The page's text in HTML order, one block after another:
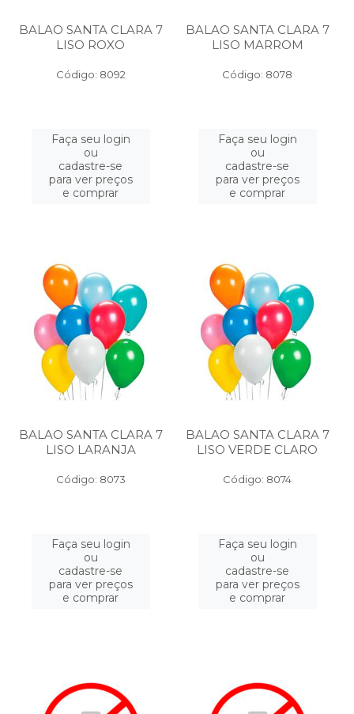
BALAO SANTA CLARA 7
LISO ROXO
Código: 8092
Faça seu login
ou
cadastre-se
para ver preços
e comprar
BALAO SANTA CLARA 7
LISO MARROM
Código: 8078
Faça seu login
ou
cadastre-se
para ver preços
e comprar
BALAO SANTA CLARA 7
LISO LARANJA
Código: 8073
Faça seu login
ou
cadastre-se
para ver preços
e comprar
BALAO SANTA CLARA 7
LISO VERDE CLARO
Código: 8074
Faça seu login
ou
cadastre-se
para ver preços
e comprar